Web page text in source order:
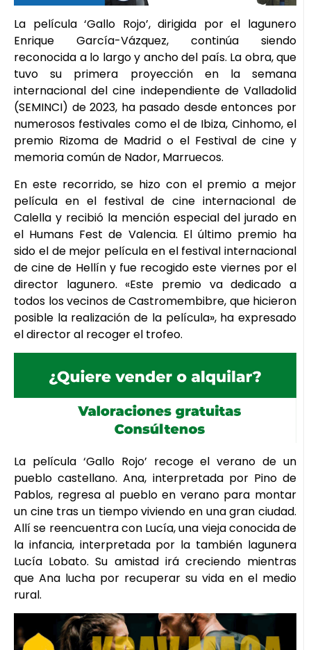
La película ‘Gallo Rojo’, dirigida por el lagunero
Enrique García-Vázquez, continúa siendo
reconocida a lo largo y ancho del país. La obra, que
tuvo su primera proyección en la semana
internacional del cine independiente de Valladolid
(SEMINCI) de 2023, ha pasado desde entonces por
numerosos festivales como el de Ibiza, Cinhomo, el
premio Rizoma de Madrid o el Festival de cine y
memoria común de Nador, Marruecos.
En este recorrido, se hizo con el premio a mejor
película en el festival de cine internacional de
Calella y recibió la mención especial del jurado en
el Humans Fest de Valencia. El último premio ha
sido el de mejor película en el festival internacional
de cine de Hellín y fue recogido este viernes por el
director lagunero. «Este premio va dedicado a
todos los vecinos de Castromembibre, que hicieron
posible la realización de la película», ha expresado
el director al recoger el trofeo.
La película ‘Gallo Rojo’ recoge el verano de un
pueblo castellano. Ana, interpretada por Pino de
Pablos, regresa al pueblo en verano para montar
un cine tras un tiempo viviendo en una gran ciudad.
Allí se reencuentra con Lucía, una vieja conocida de
la infancia, interpretada por la también lagunera
Lucía Lobato. Su amistad irá creciendo mientras
que Ana lucha por recuperar su vida en el medio
rural.